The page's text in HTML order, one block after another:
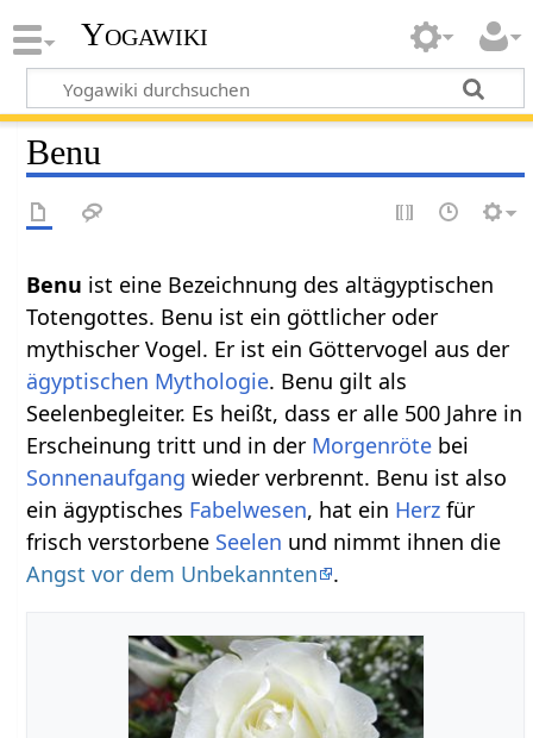
Yogawiki
Benu
Benu ist eine Bezeichnung des altägyptischen
Totengottes. Benu ist ein göttlicher oder
mythischer Vogel. Er ist ein Göttervogel aus der
ägyptischen Mythologie. Benu gilt als
Seelenbegleiter. Es heißt, dass er alle 500 Jahre in
Erscheinung tritt und in der Morgenröte bei
Sonnenaufgang wieder verbrennt. Benu ist also
ein ägyptisches Fabelwesen, hat ein Herz für
frisch verstorbene Seelen und nimmt ihnen die
Angst vor dem Unbekannten
.